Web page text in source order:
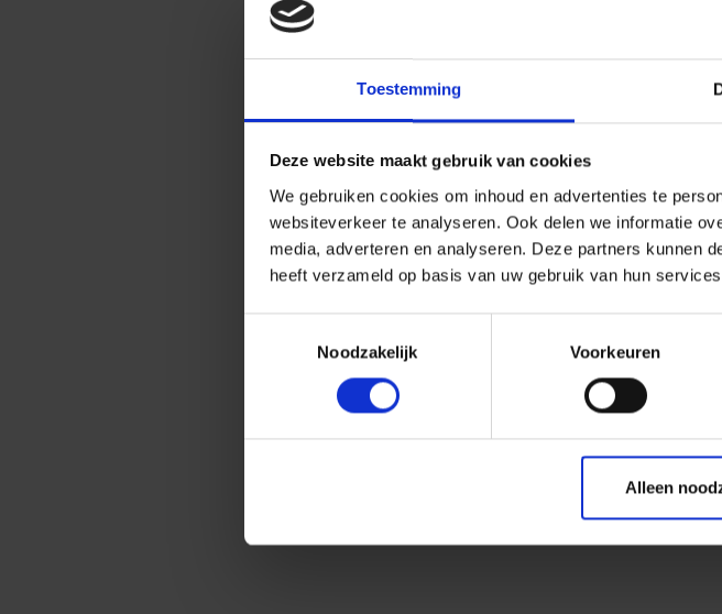
Toestemming
Deze website maakt gebruik van cookies
We gebruiken cookies om inhoud en advertenties te
websiteverkeer te analyseren. Ook delen we informatie
media, adverteren en analyseren. Deze partners kunnen
heeft verzameld op basis van uw gebruik van hun
Noodzakelijk
Voorkeuren
Alleen